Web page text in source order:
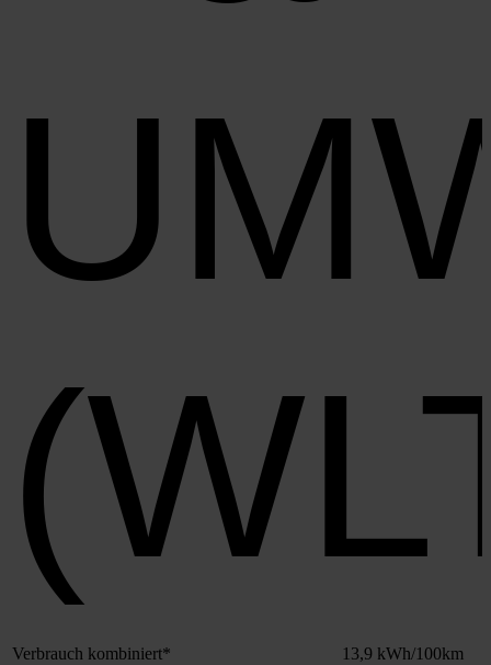
Ver­brauch kom­bi­niert*
13,9 kWh/100km